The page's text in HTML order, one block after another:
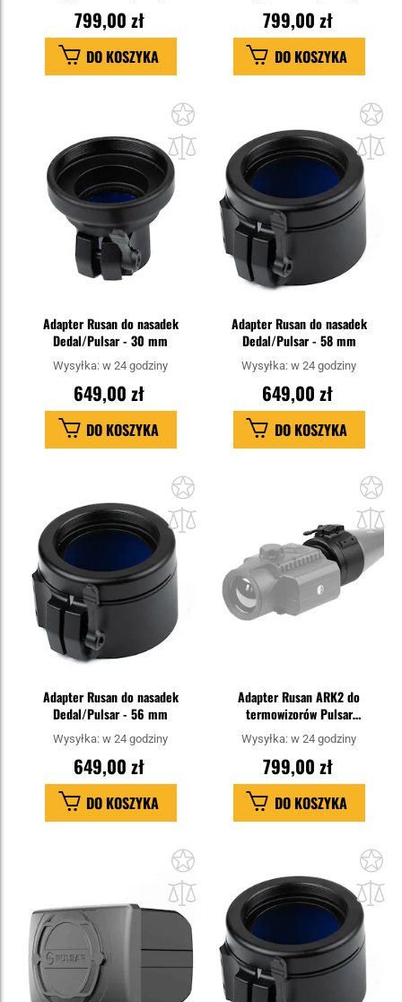
799,00 zł
DO KOSZYKA
799,00 zł
DO KOSZYKA
do
schowka
Adapter Rusan do nasadek
Dedal/Pulsar - 30 mm
Wysyłka:w 24 godziny
649,00 zł
DO KOSZYKA
do
Adapter Rusan do nasadek
Dedal/Pulsar - 58 mm
Wysyłka:w 24 godziny
649,00 zł
DO KOSZYKA
do
schowka
Adapter Rusan do nasadek
Dedal/Pulsar - 56 mm
Wysyłka:w 24 godziny
649,00 zł
DO KOSZYKA
do
Adapter Rusan ARK2 do
termowizorów Pulsar
Krypton/Proton - 62 mm
Wysyłka:w 24 godziny
799,00 zł
DO KOSZYKA
do
schowka
do